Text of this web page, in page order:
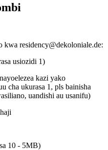
kwa residency@dekoloniale.de:
usiozidi 1)
kazi yako
cha ukurasa 1, pls bainisha
uandishi au usanifu)
10 - 5MB)